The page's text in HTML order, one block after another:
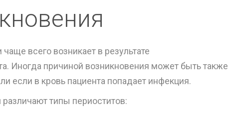
всего возникает в результате
Иногда причиной возникновения может быть также
если в кровь пациента попадает инфекция.
типы периоститов: